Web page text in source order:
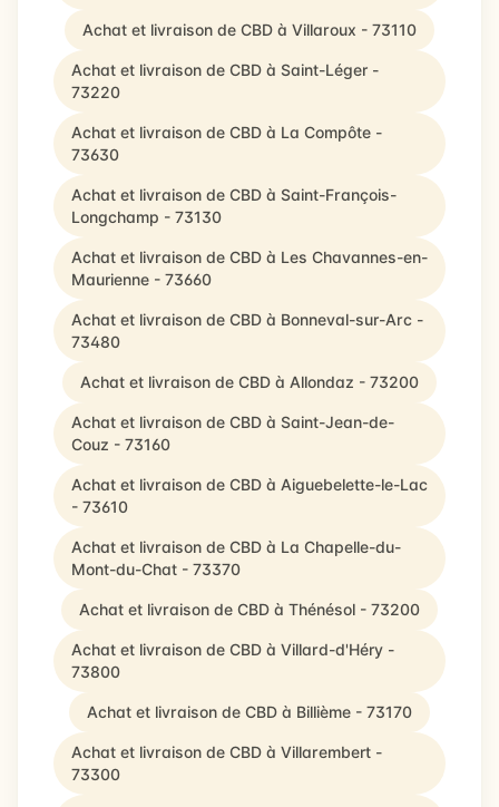
Achat et livraison de CBD à Villaroux - 73110
Achat et livraison de CBD à Saint-Léger -
73220
Achat et livraison de CBD à La Compôte -
73630
Achat et livraison de CBD à Saint-François-
Longchamp - 73130
Achat et livraison de CBD à Les Chavannes-en-
Maurienne - 73660
Achat et livraison de CBD à Bonneval-sur-Arc -
73480
Achat et livraison de CBD à Allondaz - 73200
Achat et livraison de CBD à Saint-Jean-de-
Couz - 73160
Achat et livraison de CBD à Aiguebelette-le-Lac
- 73610
Achat et livraison de CBD à La Chapelle-du-
Mont-du-Chat - 73370
Achat et livraison de CBD à Thénésol - 73200
Achat et livraison de CBD à Villard-d'Héry -
73800
Achat et livraison de CBD à Billième - 73170
Achat et livraison de CBD à Villarembert -
73300